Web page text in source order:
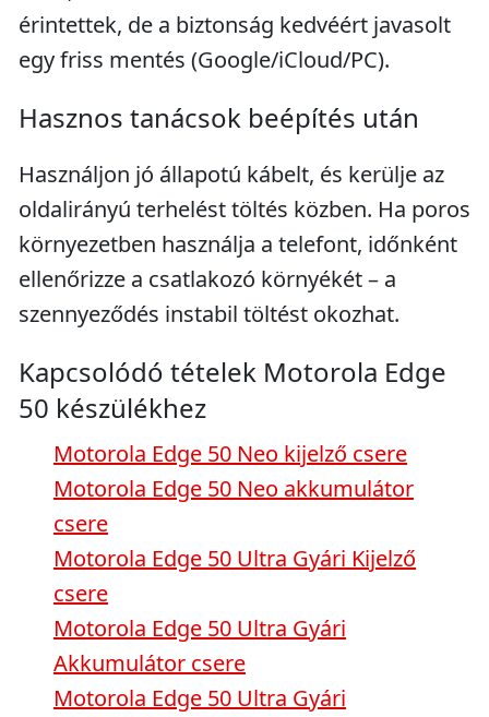
érintettek, de a biztonság kedvéért javasolt
egy friss mentés (Google/iCloud/PC).
Hasznos tanácsok beépítés után
Használjon jó állapotú kábelt, és kerülje az
oldalirányú terhelést töltés közben. Ha poros
környezetben használja a telefont, időnként
ellenőrizze a csatlakozó környékét – a
szennyeződés instabil töltést okozhat.
Kapcsolódó tételek Motorola Edge
50 készülékhez
Motorola Edge 50 Neo kijelző csere
Motorola Edge 50 Neo akkumulátor
csere
Motorola Edge 50 Ultra Gyári Kijelző
csere
Motorola Edge 50 Ultra Gyári
Akkumulátor csere
Motorola Edge 50 Ultra Gyári